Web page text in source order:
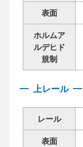
表面
ホルムア
ルデヒド
規制
上レール
レール
表面